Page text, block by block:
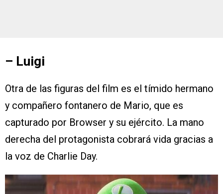
– Luigi
Otra de las figuras del film es el tímido hermano
y compañero fontanero de Mario, que es
capturado por Browser y su ejército. La mano
derecha del protagonista cobrará vida gracias a
la voz de Charlie Day.